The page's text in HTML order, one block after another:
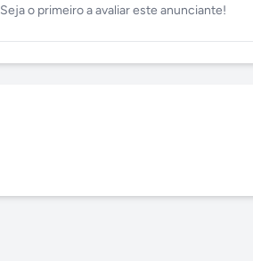
Seja o primeiro a avaliar este anunciante!